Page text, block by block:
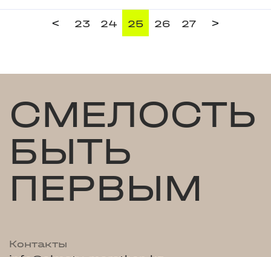
< 23 24 25 26 27 >
СМЕЛОСТЬ
БЫТЬ
ПЕРВЫМ
Контакты